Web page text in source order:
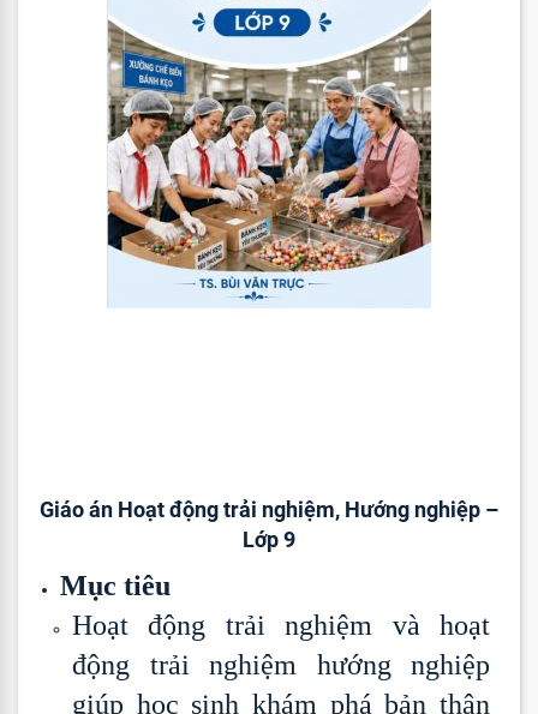
Giáo án Hoạt động trải nghiệm, Hướng nghiệp –
Lớp 9
Mục tiêu
Hoạt động trải nghiệm và hoạt
động trải nghiệm hướng nghiệp
giúp học sinh khám phá bản thân